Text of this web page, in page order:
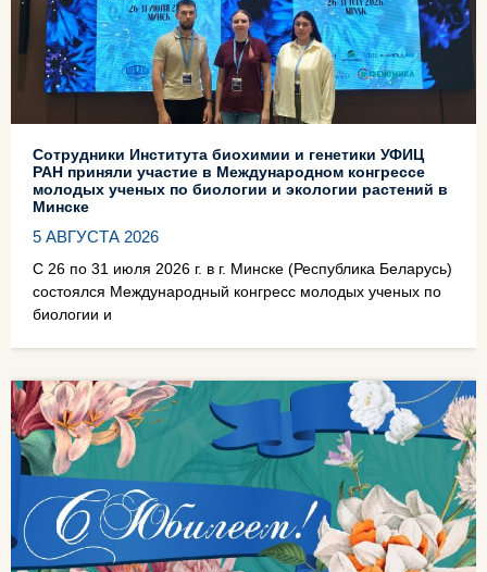
Сотрудники Института биохимии и генетики УФИЦ
РАН приняли участие в Международном конгрессе
молодых ученых по биологии и экологии растений в
Минске
5 АВГУСТА 2026
С 26 по 31 июля 2026 г. в г. Минске (Республика Беларусь)
состоялся Международный конгресс молодых ученых по
биологии и